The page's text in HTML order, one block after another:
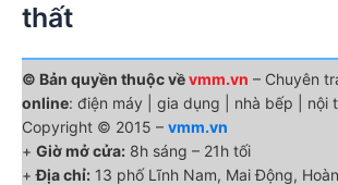
thất
© Bản quyền thuộc vềvmm.vn – Chuyên
online: điện máy | gia dụng | nhà bếp | nội
Copyright © 2015 – vmm.vn
+ Giờ mở cửa: 8h sáng – 21h tối
+Địa chỉ: 13 phố Lĩnh Nam, Mai Động,